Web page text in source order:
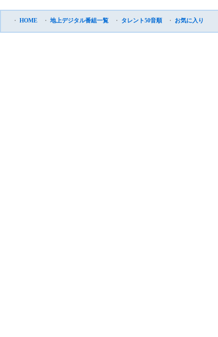
・ HOME ・ 地上デジタル番組一覧 ・ タレント50音順 ・ お気に入り